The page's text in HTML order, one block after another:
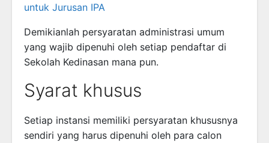
untuk Jurusan IPA
Demikianlah persyaratan administrasi umum
yang wajib dipenuhi oleh setiap pendaftar di
Sekolah Kedinasan mana pun.
Syarat khusus
Setiap instansi memiliki persyaratan khususnya
sendiri yang harus dipenuhi oleh para calon